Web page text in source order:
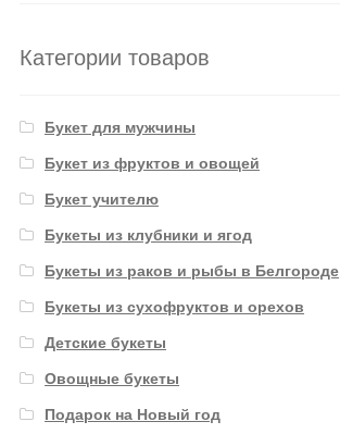
Категории товаров
Букет для мужчины
Букет из фруктов и овощей
Букет учителю
Букеты из клубники и ягод
Букеты из раков и рыбы в Белгороде
Букеты из сухофруктов и орехов
Детские букеты
Овощные букеты
Подарок на Новый год